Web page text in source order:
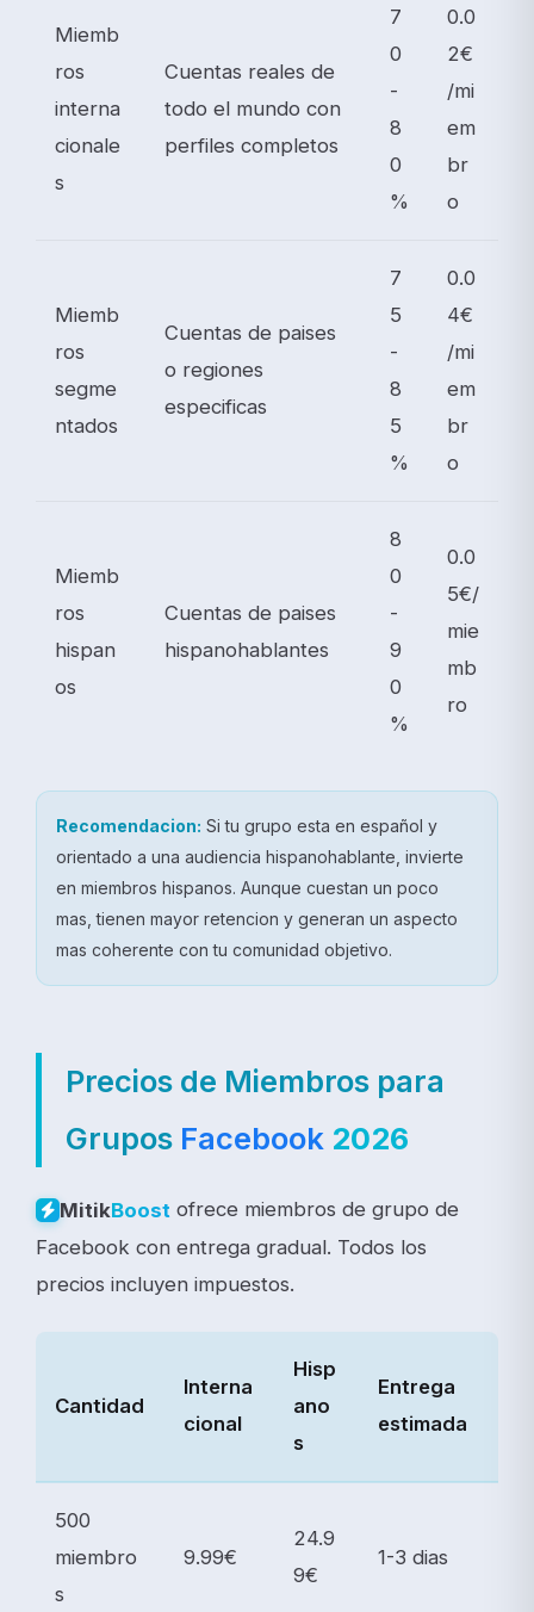
Miemb
ros
interna
cionale
s
Cuentas reales de
todo el mundo con
perfiles completos
7
0
-
8
0
%
0.0
2€
/mi
em
br
o
Miemb
ros
segme
ntados
Cuentas de paises
o regiones
especificas
7
5
-
8
5
%
0.0
4€
/mi
em
br
o
Miemb
ros
hispan
os
Cuentas de paises
hispanohablantes
8
0
-
9
0
%
0.0
5€/
mie
mb
ro
Recomendacion: Si tu grupo esta en español y
orientado a una audiencia hispanohablante, invierte
en miembros hispanos. Aunque cuestan un poco
mas, tienen mayor retencion y generan un aspecto
mas coherente con tu comunidad objetivo.
Precios de Miembros para
Grupos Facebook 2026
MitikBoost ofrece miembros de grupo de
Facebook con entrega gradual. Todos los
precios incluyen impuestos.
Cantidad
Interna
cional
Hisp
ano
s
Entrega
estimada
500
miembro
s
9.99€
24.9
9€
1-3 dias